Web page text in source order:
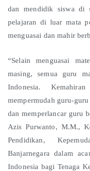
dan mendidik siswa di
pelajaran di luar mata
menguasai dan mahir
“Selain menguasai
masing, semua guru
Indonesia.
mempermudah guru-
dan memperlancar guru
Azis Purwanto, M.M.,
Pendidikan,
Banjarnegara dalam
Indonesia bagi Tenaga